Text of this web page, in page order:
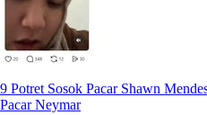
9 Potret Sosok Pacar Shawn
Pacar Neymar